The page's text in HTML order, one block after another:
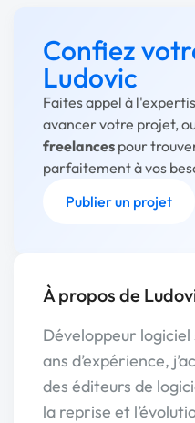
Confiez
Ludovic
Faites appel à
avancer votre projet,
freelances pour
parfaitement à vos
Publier un projet
À propos de
Développeur
ans d’expérience,
des éditeurs de
la reprise et